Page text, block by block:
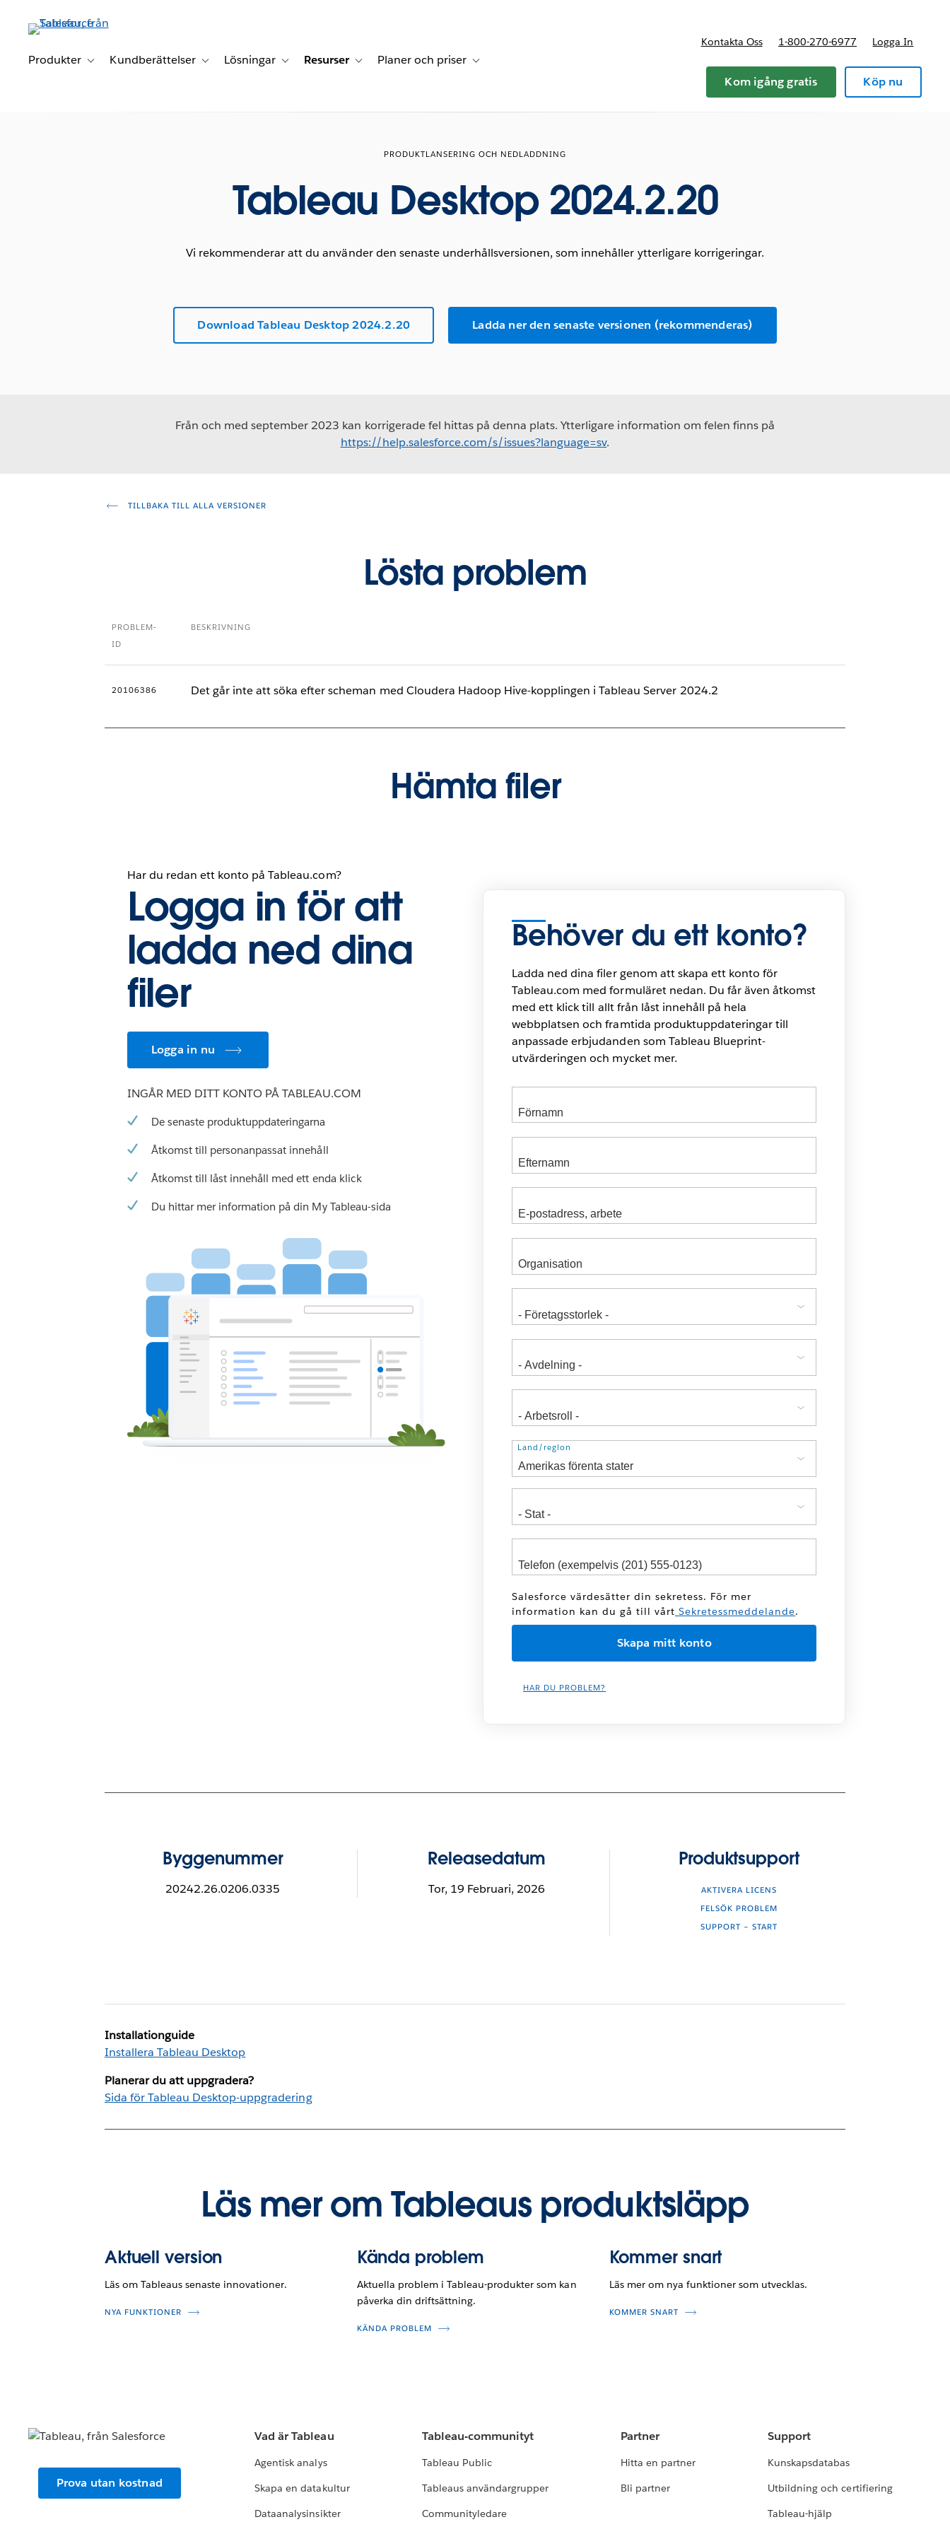
vidare
huvudinnehållet
Produkter Toggle sub-navigation for Produkter
Kundberättelser Toggle sub-navigation for Kundberättelser
Lösningar Toggle sub-navigation for Lösningar
Resurser Toggle sub-navigation for Resurser
Planer och priser Toggle sub-navigation for Planer och priser
Kontakta Oss 1-800-270-6977 Logga In
Kom igång gratis Köp nu
PRODUKTLANSERING OCH NEDLADDNING
Tableau Desktop 2024.2.20
Vi rekommenderar att du använder den senaste underhållsversionen, som innehåller ytterligare korrigeringar.
Download Tableau Desktop 2024.2.20 Ladda ner den senaste versionen (rekommenderas)
Från och med september 2023 kan korrigerade fel hittas på denna plats. Ytterligare information om felen finns på
https://help.salesforce.com/s/issues?language=sv.
TILLBAKA TILL ALLA VERSIONER
Lösta problem
PROBLEM-
ID
BESKRIVNING
20106386 Det går inte att söka efter scheman med Cloudera Hadoop Hive-kopplingen i Tableau Server 2024.2
Hämta filer
Har du redan ett konto på Tableau.com?
Logga in för att
ladda ned dina
filer
Logga in nu
INGÅR MED DITT KONTO PÅ TABLEAU.COM
De senaste produktuppdateringarna
Åtkomst till personanpassat innehåll
Åtkomst till låst innehåll med ett enda klick
Du hittar mer information på din My Tableau-sida
Behöver du ett konto?
Ladda ned dina filer genom att skapa ett konto för
Tableau.com med formuläret nedan. Du får även åtkomst
med ett klick till allt från låst innehåll på hela
webbplatsen och framtida produktuppdateringar till
anpassade erbjudanden som Tableau Blueprint-
utvärderingen och mycket mer.
Adress
Land/region
Salesforce värdesätter din sekretess. För mer
information kan du gå till vårt Sekretessmeddelande.
HAR DU PROBLEM?
Byggenummer
20242.26.0206.0335
Releasedatum
Tor, 19 Februari, 2026
Produktsupport
AKTIVERA LICENS
FELSÖK PROBLEM
SUPPORT – START
Installationguide
Installera Tableau Desktop
Planerar du att uppgradera?
Sida för Tableau Desktop-uppgradering
Läs mer om Tableaus produktsläpp
Aktuell version
Läs om Tableaus senaste innovationer.
NYA FUNKTIONER
Kända problem
Aktuella problem i Tableau-produkter som kan
påverka din driftsättning.
KÄNDA PROBLEM
Kommer snart
Läs mer om nya funktioner som utvecklas.
KOMMER SNART
Prova utan kostnad
Vad är Tableau
Agentisk analys
Skapa en datakultur
Dataanalysinsikter
Tableau-communityt
Tableau Public
Tableaus användargrupper
Communityledare
Partner
Hitta en partner
Bli partner
Support
Kunskapsdatabas
Utbildning och certifiering
Tableau-hjälp